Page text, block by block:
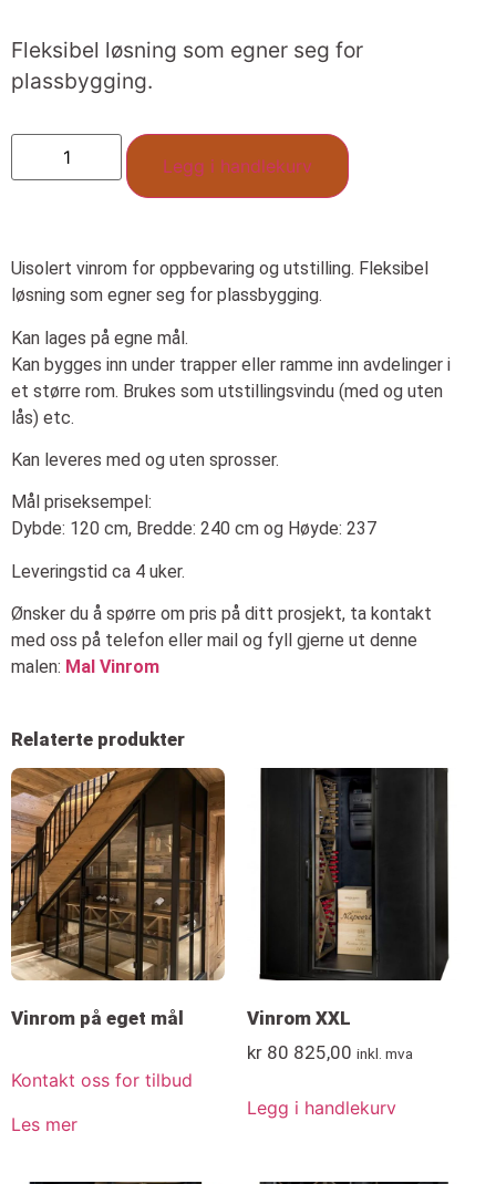
Fleksibel løsning som egner seg for
plassbygging.
Legg i handlekurv
Uisolert vinrom for oppbevaring og utstilling. Fleksibel
løsning som egner seg for plassbygging.
Kan lages på egne mål.
Kan bygges inn under trapper eller ramme inn avdelinger i
et større rom. Brukes som utstillingsvindu (med og uten
lås) etc.
Kan leveres med og uten sprosser.
Mål priseksempel:
Dybde: 120 cm, Bredde: 240 cm og Høyde: 237
Leveringstid ca 4 uker.
Ønsker du å spørre om pris på ditt prosjekt, ta kontakt
med oss på telefon eller mail og fyll gjerne ut denne
malen: Mal Vinrom
Relaterte produkter
Vinrom på eget mål
Kontakt oss for tilbud
Les mer
Vinrom XXL
kr80 825,00 inkl. mva
Legg i handlekurv